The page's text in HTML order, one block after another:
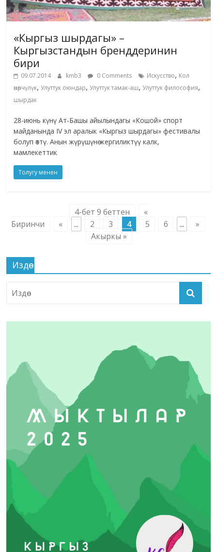
«Кыргыз шырдагы» –
Кыргызстандын бренддеринин
бири
09.07.2014 kmb3 0 Comments Искусство, Кол
өнөрчүлүк, Улуттук оюндар, Улуттук тамак-аш, Улуттук философия,
шырдак
28-июнь күнү Ат-Башы айылындагы «Кошой» спорт
майданында IV эл аралык «Кыргыз шырдагы» фестивалы
болуп өттү. Анын жүрүшүнө жергиликтүү калк,
мамлекеттик
Толугу менен
4-бет 9 беттен
«
Биринчи
« ... 2 3 4 5 6 ...
»
Акыркы »
Издөө